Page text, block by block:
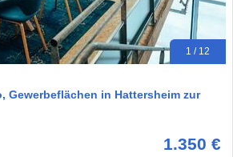
1 / 12
Gewerbeflächen in Hattersheim zur
1.350 €